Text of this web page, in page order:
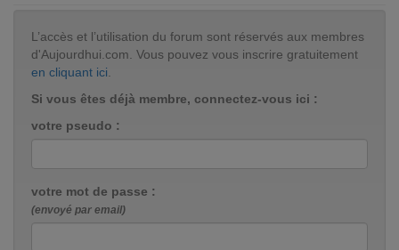
L’accès et l’utilisation du forum sont réservés aux membres
d'Aujourdhui.com. Vous pouvez vous inscrire gratuitement
en cliquant ici
Si vous êtes déjà membre, connectez-vous ici :
votre pseudo :
votre mot de passe :
(envoyé par email)